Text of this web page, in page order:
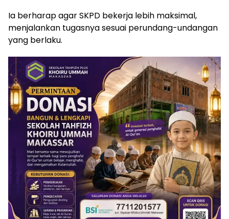
Ia berharap agar SKPD bekerja lebih maksimal,
menjalankan tugasnya sesuai perundang-undangan
yang berlaku.